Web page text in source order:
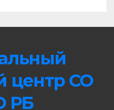
центр СО
РБ